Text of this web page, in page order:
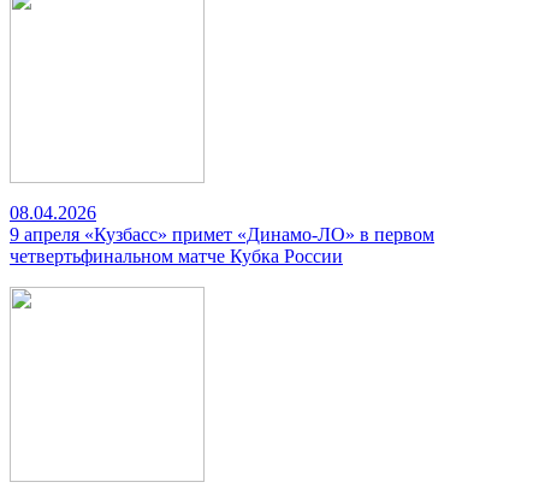
08.04.2026
9 апреля «Кузбасс» примет «Динамо-ЛО» в первом
четвертьфинальном матче Кубка России